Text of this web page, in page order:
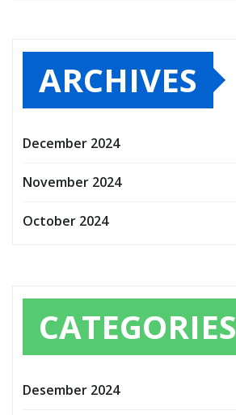
ARCHIVES
December 2024
November 2024
October 2024
CATEGORIES
Desember 2024